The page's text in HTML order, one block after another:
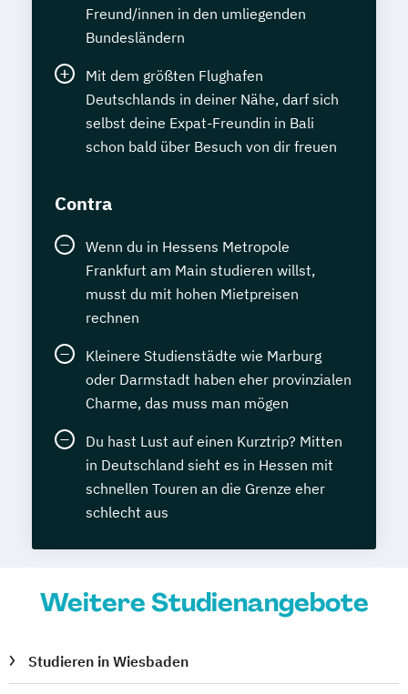
Freund/innen in den umliegenden
Bundesländern
Mit dem größten Flughafen
Deutschlands in deiner Nähe, darf sich
selbst deine Expat-Freundin in Bali
schon bald über Besuch von dir freuen
Contra
Wenn du in Hessens Metropole
Frankfurt am Main studieren willst,
musst du mit hohen Mietpreisen
rechnen
Kleinere Studienstädte wie Marburg
oder Darmstadt haben eher provinzialen
Charme, das muss man mögen
Du hast Lust auf einen Kurztrip? Mitten
in Deutschland sieht es in Hessen mit
schnellen Touren an die Grenze eher
schlecht aus
Weitere Studienangebote
Studieren in Wiesbaden